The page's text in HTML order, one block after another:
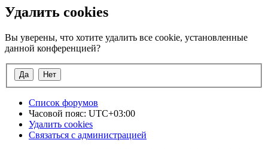
Удалить cookies
Вы уверены, что хотите удалить все cookie, установленные
данной конференцией?
Список форумов
Часовой пояс: UTC+03:00
Удалить cookies
Связаться с администрацией